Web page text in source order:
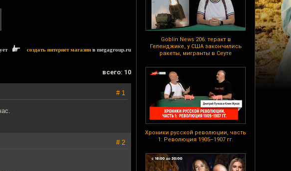
Goblin News 206: теракт в
Геленджике, у США закончились
ракеты, мигранты в Сеуте
Хроники русской революции, часть
1: Революция 1905–1907 гг.
создать интернет магазин в megagroup.ru
всего: 10
# 1
# 2